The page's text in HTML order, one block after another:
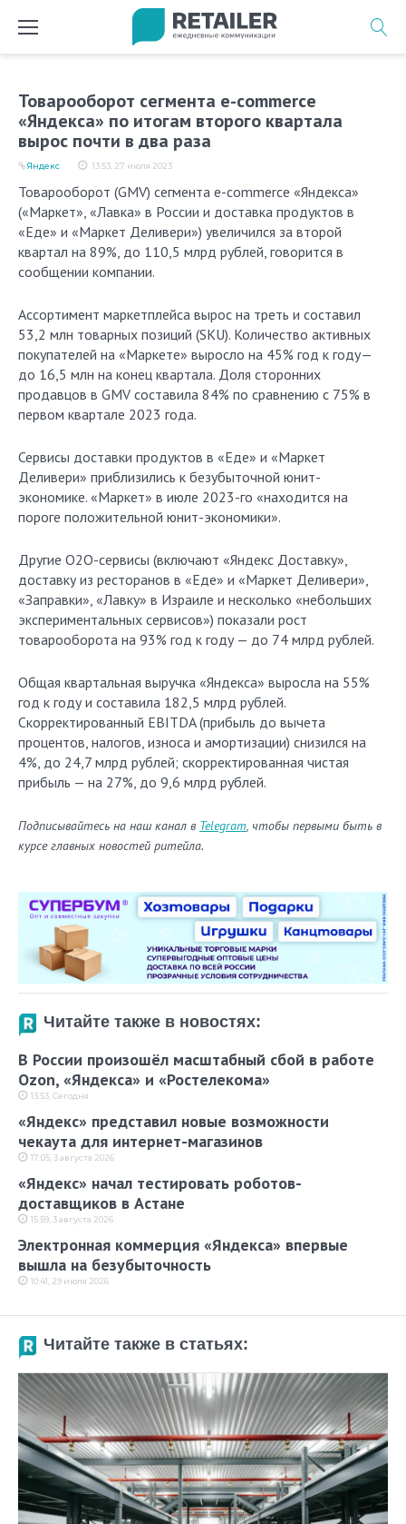
Товарооборот сегмента e-commerce
«Яндекса» по итогам второго квартала
вырос почти в два раза
13:53, 27 июля 2023
Яндекс
Товарооборот (GMV) сегмента e-commerce «Яндекса»
(«Маркет», «Лавка» в России и доставка продуктов в
«Еде» и «Маркет Деливери») увеличился за второй
квартал на 89%, до 110,5 млрд рублей, говорится в
сообщении компании.
Ассортимент маркетплейса вырос на треть и составил
53,2 млн товарных позиций (SKU). Количество активных
покупателей на «Маркете» выросло на 45% год к году—
до 16,5 млн на конец квартала. Доля сторонних
продавцов в GMV составила 84% по сравнению с 75% в
первом квартале 2023 года.
Сервисы доставки продуктов в «Еде» и «Маркет
Деливери» приблизились к безубыточной юнит-
экономике. «Маркет» в июле 2023-го «находится на
пороге положительной юнит-экономики».
Другие O2O-сервисы (включают «Яндекс Доставку»,
доставку из ресторанов в «Еде» и «Маркет Деливери»,
«Заправки», «Лавку» в Израиле и несколько «небольших
экспериментальных сервисов») показали рост
товарооборота на 93% год к году — до 74 млрд рублей.
Общая квартальная выручка «Яндекса» выросла на 55%
год к году и составила 182,5 млрд рублей.
Скорректированный EBITDA (прибыль до вычета
процентов, налогов, износа и амортизации) снизился на
4%, до 24,7 млрд рублей; скорректированная чистая
прибыль — на 27%, до 9,6 млрд рублей.
Подписывайтесь на наш канал в Telegram, чтобы первыми быть в
курсе главных новостей ритейла.
Читайте также в новостях:
В России произошёл масштабный сбой в работе
Ozon, «Яндекса» и «Ростелекома»
13:53, Сегодня
«Яндекс» представил новые возможности
чекаута для интернет-магазинов
17:05, 3 августа 2026
«Яндекс» начал тестировать роботов-
доставщиков в Астане
15:59, 3 августа 2026
Электронная коммерция «Яндекса» впервые
вышла на безубыточность
10:41, 29 июля 2026
Читайте также в статьях: